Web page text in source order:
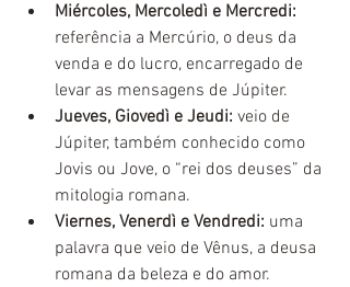
Miércoles, Mercoledì e Mercredi:
referência a Mercúrio, o deus da
venda e do lucro, encarregado de
levar as mensagens de Júpiter.
Jueves, Giovedì e Jeudi: veio de
Júpiter, também conhecido como
Jovis ou Jove, o “rei dos deuses” da
mitologia romana.
Viernes, Venerdì e Vendredi: uma
palavra que veio de Vênus, a deusa
romana da beleza e do amor.